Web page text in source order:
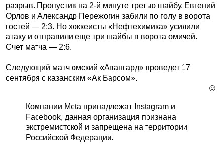
разрыв. Пропустив на 2-й минуте третью шайбу, Евгений
Орлов и Александр Пережогин забили по голу в ворота
гостей — 2:3. Но хоккеисты «Нефтехимика» усилили
атаку и отправили еще три шайбы в ворота омичей.
Счет матча — 2:6.
Следующий матч омский «Авангард» проведет 17
сентября с казанским «Ак Барсом».
©
Компании Meta принадлежат Instagram и
Facebook, данная организация признана
экстремистской и запрещена на территории
Российской Федерации.